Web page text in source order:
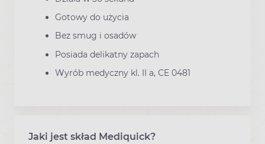
Gotowy do użycia
Bez smug i osadów
Posiada delikatny zapach
Wyrób medyczny kl. II a, CE 0481
Jaki jest skład Mediquick?